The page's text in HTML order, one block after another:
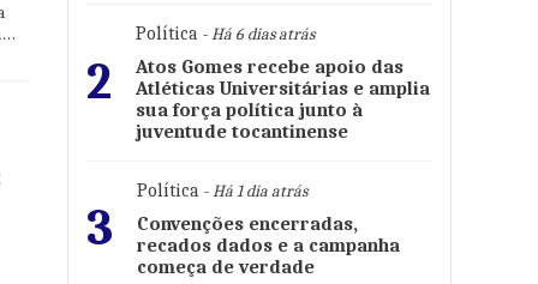
2
Política - Há 6 dias atrás
Atos Gomes recebe apoio das
Atléticas Universitárias e amplia
sua força política junto à
juventude tocantinense
3
Política - Há 1 dia atrás
Convenções encerradas,
recados dados e a campanha
começa de verdade